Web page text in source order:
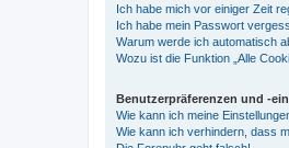
Ich habe mich vor einiger Zeit
Ich habe mein Passwort
Warum werde ich automatisch
Wozu ist die Funktion „Alle
Benutzerpräferenzen und -
Wie kann ich meine
Wie kann ich verhindern, dass